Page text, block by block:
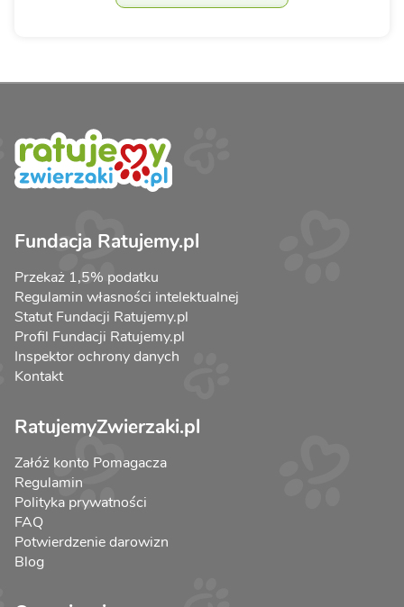
Fundacja Ratujemy.pl
Przekaż 1,5% podatku
Regulamin własności intelektualnej
Statut Fundacji Ratujemy.pl
Profil Fundacji Ratujemy.pl
Inspektor ochrony danych
Kontakt
RatujemyZwierzaki.pl
Załóż konto Pomagacza
Regulamin
Polityka prywatności
FAQ
Potwierdzenie darowizn
Blog